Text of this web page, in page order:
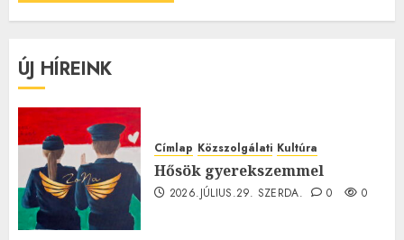
ÚJ HÍREINK
Címlap Közszolgálati Kultúra
Hősök gyerekszemmel
2026.JÚLIUS.29. SZERDA. 0 0